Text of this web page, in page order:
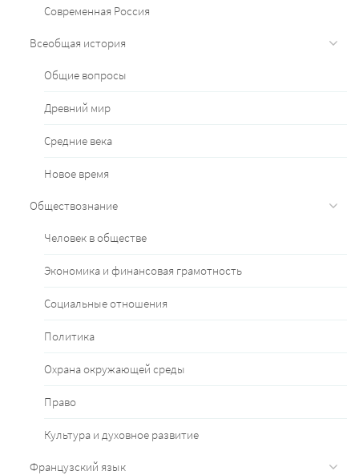
Современная Россия
Всеобщая история
Общие вопросы
Древний мир
Средние века
Новое время
Обществознание
Человек в обществе
Экономика и финансовая грамотность
Социальные отношения
Политика
Охрана окружающей среды
Право
Культура и духовное развитие
Французский язык